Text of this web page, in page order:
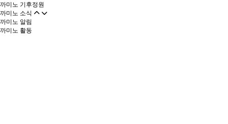
까미노 기후정원
까미노 소식
까미노 알림
까미노 활동